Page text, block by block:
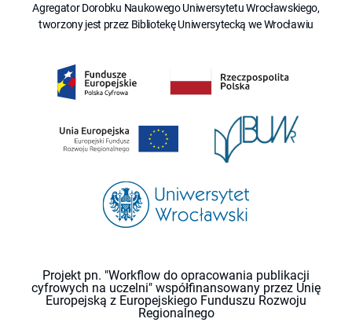
Agregator Dorobku Naukowego Uniwersytetu Wrocławskiego,
tworzony jest przez Bibliotekę Uniwersytecką we Wrocławiu
Projekt pn. "Workflow do opracowania publikacji
cyfrowych na uczelni" współfinansowany przez Unię
Europejską z Europejskiego Funduszu Rozwoju
Regionalnego